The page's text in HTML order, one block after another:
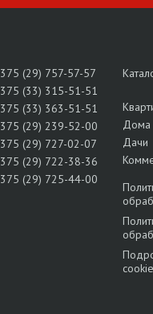
(29) 757-57-57
(33) 315-51-51
(33) 363-51-51
(29) 239-52-00
(29) 727-02-07
(29) 722-38-36
(29) 725-44-00
Дома
Дачи
cookie